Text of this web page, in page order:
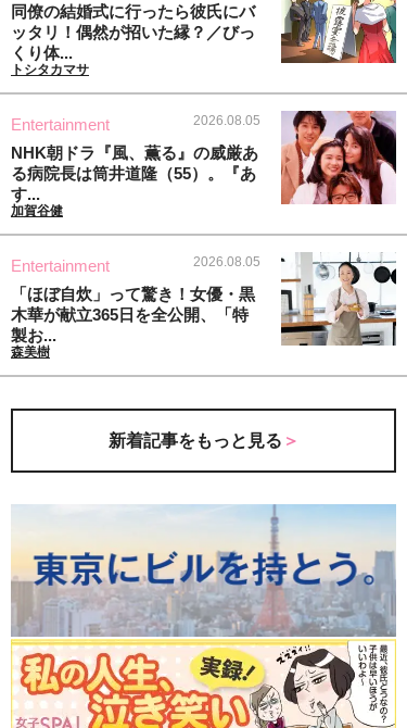
同僚の結婚式に行ったら彼氏にバ
ッタリ！偶然が招いた縁？／びっ
くり体...
トシタカマサ
Entertainment 2026.08.05
NHK朝ドラ『風、薫る』の威厳あ
る病院長は筒井道隆（55）。『あ
す...
加賀谷健
Entertainment 2026.08.05
「ほぼ自炊」って驚き！女優・黒
木華が献立365日を全公開、「特
製お...
森美樹
新着記事をもっと見る